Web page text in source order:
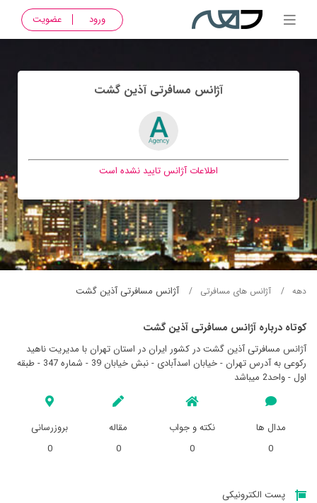
ورود عضویت
آژانس مسافرتی آذين گشت
اطلاعات آژانس تایید نشده است
دهه آژانس های مسافرتی آژانس مسافرتی آذين گشت
کوتاه درباره آژانس مسافرتی آذين گشت
آژانس مسافرتی آذين گشت در کشور ایران در استان تهران با مدیریت ناهید
رکوعی به آدرس تهران - خيابان اسدآبادی - نبش خیابان 39 - شماره 347 - طبقه
اول - واحد2 میباشد
مدال ها
0
نکته و جواب
0
مقاله
0
بروزرسانی
0
پست الکترونیکی